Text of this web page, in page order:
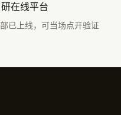
研在线平台
已上线，可当场点开验证